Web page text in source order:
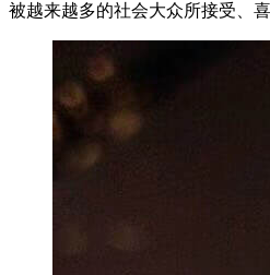
被越来越多的社会大众所接受、